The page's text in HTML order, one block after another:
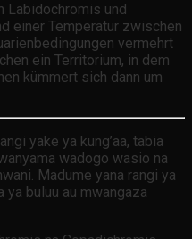
Labidochromis und
einer Temperatur zwischen
vermehrt
ein Territorium, in dem
kümmert sich dann um
yake ya kung’aa, tabia
wadogo wasio na
Madume yana rangi ya
ya buluu au mwangaza